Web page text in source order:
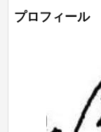
プロフィール